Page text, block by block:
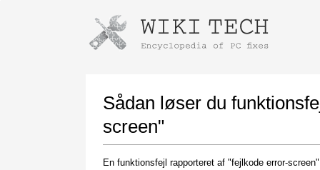
Sådan løser du
screen"
En funktionsfejl rapporteret af "fejlkode error-
Instructions for downloading using